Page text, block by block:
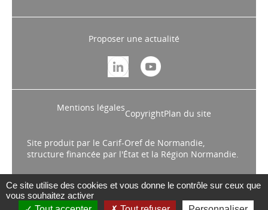
Proposer une actualité
Mentions légales
CopyrightPlan du site
Site produit par le Carif-Oref de Normandie,
structure financée par l'État et la Région Normandie.
Ce site utilise des cookies et vous donne le contrôle sur ceux que
vous souhaitez activer